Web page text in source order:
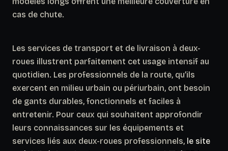
cas de chute.
Les services de transport et de livraison à deux-
roues illustrent parfaitement cet usage intensif au
quotidien. Les professionnels de la route, qu’ils
exercent en milieu urbain ou périurbain, ont besoin
de gants durables, fonctionnels et faciles à
entretenir. Pour ceux qui souhaitent approfondir
leurs connaissances sur les équipements et
services liés aux deux-roues professionnels, le site